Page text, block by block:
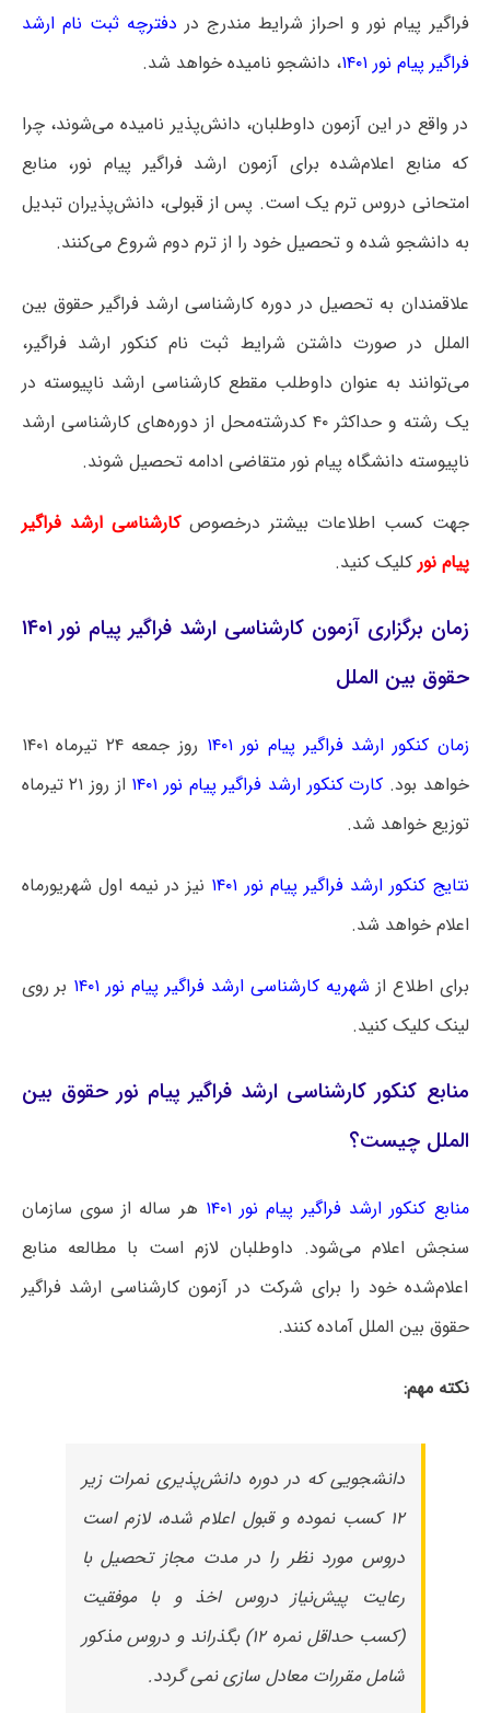
فراگیر پیام نور و احراز شرایط مندرج در دفترچه ثبت نام ارشد
فراگیر پیام نور ۱۴۰۱
، دانشجو نامیده خواهد شد.
در واقع در این آزمون داوطلبان، دانش‌پذیر نامیده می‌شوند، چرا
که منابع اعلام‌شده برای آزمون ارشد فراگیر پیام نور، منابع
امتحانی دروس ترم یک است. پس از قبولی، دانش‌پذیران تبدیل
به دانشجو شده و تحصیل خود را از ترم دوم شروع می‌کنند.
علاقمندان به تحصیل در دوره کارشناسی ارشد فراگیر حقوق بین
الملل در صورت داشتن شرایط ثبت نام کنکور ارشد فراگیر،
می‌توانند به عنوان داوطلب مقطع کارشناسی ارشد ناپیوسته در
یک رشته و حداکثر ۴۰ کدرشته‌محل از دوره‌های کارشناسی ارشد
ناپیوسته دانشگاه پیام نور متقاضی ادامه تحصیل شوند.
جهت کسب اطلاعات بیشتر درخصوص کارشناسی ارشد فراگیر
پیام نورکلیک کنید.
زمان برگزاری آزمون کارشناسی ارشد فراگیر پیام نور ۱۴۰۱
حقوق بین الملل
زمان کنکور ارشد فراگیر پیام نور ۱۴۰۱
روز جمعه ۲۴ تیرماه ۱۴۰۱
خواهد بود. کارت کنکور ارشد فراگیر پیام نور ۱۴۰۱
از روز ۲۱ تیرماه
توزیع خواهد شد.
نتایج کنکور ارشد فراگیر پیام نور ۱۴۰۱
نیز در نیمه اول شهریورماه
اعلام خواهد شد.
برای اطلاع از شهریه کارشناسی ارشد فراگیر پیام نور ۱۴۰۱
بر روی
لینک کلیک کنید.
منابع کنکور کارشناسی ارشد فراگیر پیام نور حقوق بین
الملل چیست؟
منابع کنکور ارشد فراگیر پیام نور ۱۴۰۱
هر ساله از سوی سازمان
سنجش اعلام می‌شود. داوطلبان لازم است با مطالعه منابع
اعلام‌شده خود را برای شرکت در آزمون کارشناسی ارشد فراگیر
حقوق بین الملل آماده کنند.
نکته مهم:
دانشجویی که در دوره دانش‌پذیری نمرات زیر
۱۲ کسب نموده و قبول اعلام شده، لازم است
دروس مورد نظر را در مدت مجاز تحصیل با
رعایت پیش‌نیاز دروس اخذ و با موفقیت
(کسب حداقل نمره ۱۲) بگذراند و دروس مذکور
شامل مقررات معادل سازی نمی گردد.